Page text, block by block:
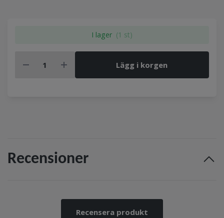
I lager (1 st)
Lägg i korgen
Recensioner
Recensera produkt